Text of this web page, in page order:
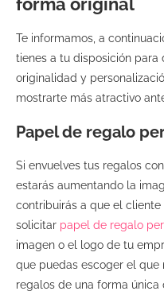
forma original
Te informamos, a
tienes a tu disposición para
originalidad y
mostrarte más atractivo
Papel de regalo
Si envuelves tus regalos
estarás aumentando la
contribuirás a que el
solicitar papel de regalo
imagen o el logo de tu
que puedas escoger el
regalos de una forma única